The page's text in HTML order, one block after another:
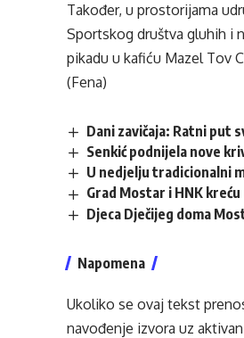
Također, u prostorijama
Sportskog društva gluhih i
pikadu u kafiću Mazel Tov
(Fena)
Dani zavičaja: Ratni put
Senkić podnijela nove
U nedjelju tradicionalni
Grad Mostar i HNK
Djeca Dječijeg doma
Napomena
Ukoliko se ovaj tekst
navođenje izvora uz